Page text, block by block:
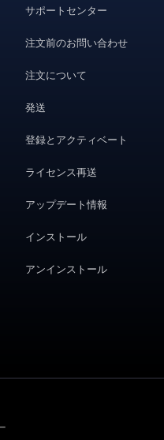
サポートセンター
注文前のお問い合わせ
注文について
発送
登録とアクティベート
ライセンス再送
アップデート情報
インストール
アンインストール